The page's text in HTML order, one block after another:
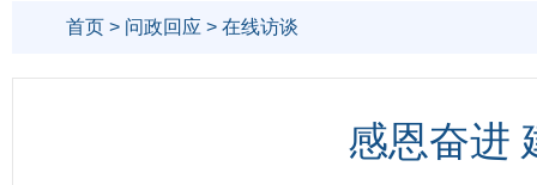
首页 > 问政回应 > 在线访谈
感恩奋进